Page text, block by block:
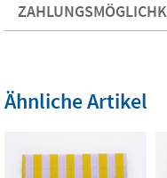
Ähnliche Artikel